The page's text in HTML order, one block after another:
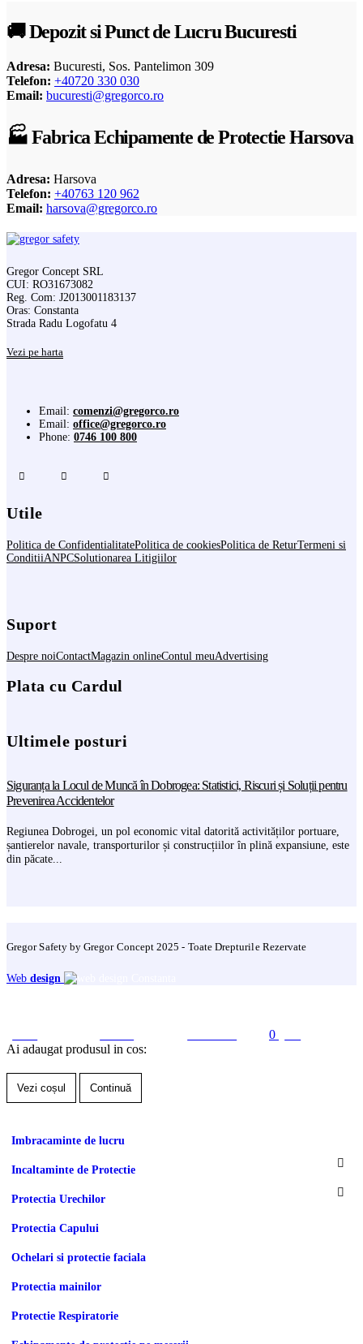
🚚 Depozit si Punct de Lucru Bucuresti
Adresa: Bucuresti, Sos. Pantelimon 309
Telefon: +40720 330 030
Email: bucuresti@gregorco.ro
🏭 Fabrica Echipamente de Protectie Harsova
Adresa: Harsova
Telefon: +40763 120 962
Email: harsova@gregorco.ro
Gregor Concept SRL
CUI: RO31673082
Reg. Com: J2013001183137
Oras: Constanta
Strada Radu Logofatu 4
Vezi pe harta
Email: comenzi@gregorco.ro
Email: office@gregorco.ro
Phone: 0746 100 800
Utile
Politica de ConfidentialitatePolitica de cookiesPolitica de ReturTermeni si
ConditiiANPCSolutionarea Litigiilor
Suport
Despre noiContactMagazin onlineContul meuAdvertising
Plata cu Cardul
Ultimele posturi
Siguranța la Locul de Muncă în Dobrogea: Statistici, Riscuri și Soluții pentru
Prevenirea Accidentelor
Regiunea Dobrogei, un pol economic vital datorită activităților portuare,
șantierelor navale, transporturilor și construcțiilor în plină expansiune, este
din păcate...
Gregor Safety by Gregor Concept 2025 - Toate Drepturile Rezervate
Web design
0
Ai adaugat produsul in cos:
Vezi coșul Continuă
Imbracaminte de lucru
Incaltaminte de Protectie
Protectia Urechilor
Protectia Capului
Ochelari si protectie faciala
Protectia mainilor
Protectie Respiratorie